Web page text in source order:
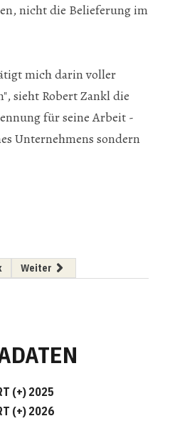
nicht die Belieferung im
mich darin voller
sieht Robert Zankl die
für seine Arbeit -
Unternehmens sondern
Beitrag: Der Apfel auf dem Weg
Nächster Beitrag: Smart
Weiter
(+) 2025
(+) 2026